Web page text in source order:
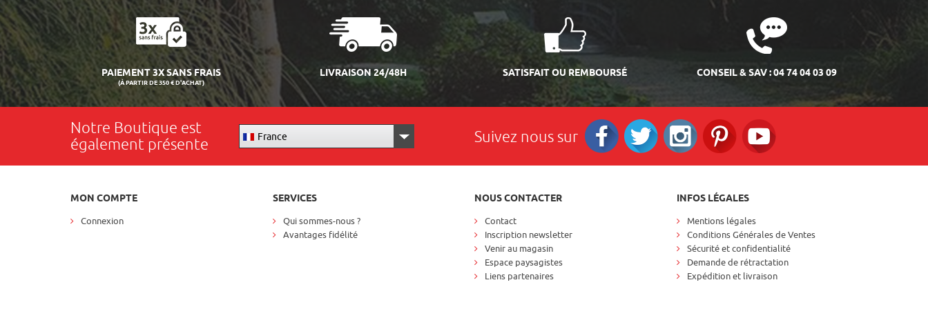
PAIEMENT 3X SANS FRAIS
(À PARTIR DE 350 € D'ACHAT)
LIVRAISON 24/48H SATISFAIT OU REMBOURSÉ CONSEIL & SAV : 04 74 04 03 09
Notre Boutique est
également présente
France Suivez nous sur
MON COMPTE
Connexion
SERVICES
Qui sommes-nous ?
Avantages fidélité
NOUS CONTACTER
Contact
Inscription newsletter
Venir au magasin
Espace paysagistes
Liens partenaires
INFOS LÉGALES
Mentions légales
Conditions Générales de Ventes
Sécurité et confidentialité
Demande de rétractation
Expédition et livraison